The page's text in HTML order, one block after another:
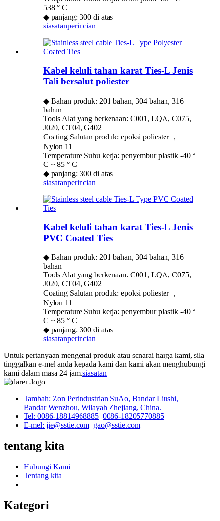
538 ° C
◆ panjang: 300 di atas
siasatanperincian
Kabel keluli tahan karat Ties-L Jenis
Tali bersalut poliester
◆ Bahan produk: 201 bahan, 304 bahan, 316
bahan
Tools Alat yang berkenaan: C001, LQA, C075,
J020, CT04, G402
Coating Salutan produk: epoksi poliester ，
Nylon 11
Temperature Suhu kerja: penyembur plastik -40 °
C ~ 85 ° C
◆ panjang: 300 di atas
siasatanperincian
Kabel keluli tahan karat Ties-L Jenis
PVC Coated Ties
◆ Bahan produk: 201 bahan, 304 bahan, 316
bahan
Tools Alat yang berkenaan: C001, LQA, C075,
J020, CT04, G402
Coating Salutan produk: epoksi poliester ，
Nylon 11
Temperature Suhu kerja: penyembur plastik -40 °
C ~ 85 ° C
◆ panjang: 300 di atas
siasatanperincian
Untuk pertanyaan mengenai produk atau senarai harga kami, sila
tinggalkan e-mel anda kepada kami dan kami akan menghubungi
kami dalam masa 24 jam.siasatan
Tambah: Zon Perindustrian SuAo, Bandar Liushi,
Bandar Wenzhou, Wilayah Zhejiang, China.
Tel: 0086-18814968885 0086-18205770885
E-mel: jie@sstie.com gao@sstie.com
tentang kita
Hubungi Kami
Tentang kita
Kategori